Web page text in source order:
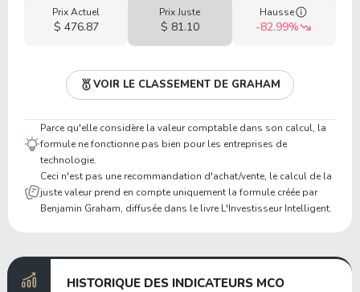
Prix Actuel
$ 476.87
Prix Juste
$ 81.10
Hausse
-82.99%
VOIR LE CLASSEMENT DE GRAHAM
Parce qu'elle considère la valeur comptable dans son calcul, la
formule ne fonctionne pas bien pour les entreprises de
technologie.
Ceci n'est pas une recommandation d'achat/vente, le calcul de la
juste valeur prend en compte uniquement la formule créée par
Benjamin Graham, diffusée dans le livre L'Investisseur Intelligent.
HISTORIQUE DES INDICATEURS MCO